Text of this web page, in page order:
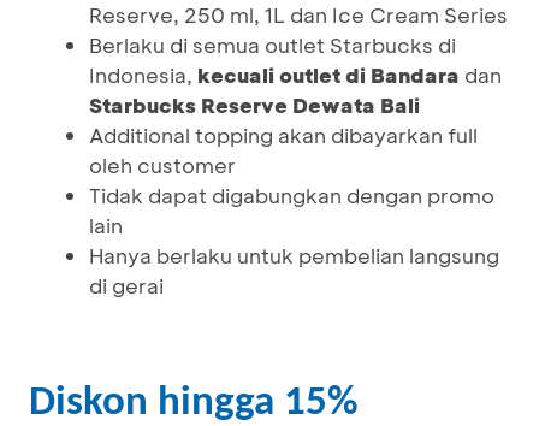
Reserve, 250 ml, 1L dan Ice Cream Series
Berlaku di semua outlet Starbucks di
Indonesia, kecuali outlet di Bandara dan
Starbucks Reserve Dewata Bali
Additional topping akan dibayarkan full
oleh customer
Tidak dapat digabungkan dengan promo
lain
Hanya berlaku untuk pembelian langsung
di gerai
Diskon hingga 15%